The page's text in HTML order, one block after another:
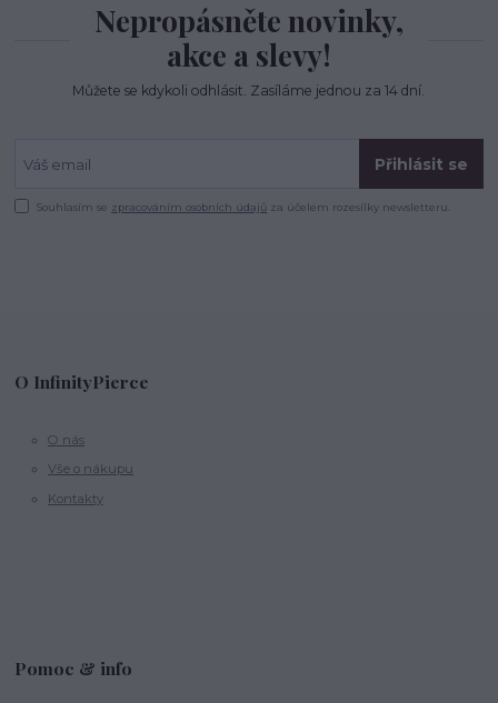
Nepropásněte novinky,
akce a slevy!
Můžete se kdykoli odhlásit. Zasíláme jednou za 14 dní.
Přihlásit se
Souhlasím se zpracováním osobních údajů za účelem rozesílky newsletteru.
O InfinityPierce
O nás
Vše o nákupu
Kontakty
Pomoc & info